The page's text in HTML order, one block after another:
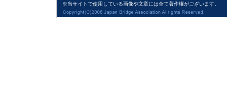
※当サイトで使用している画像や文章には全て著作権がございます。